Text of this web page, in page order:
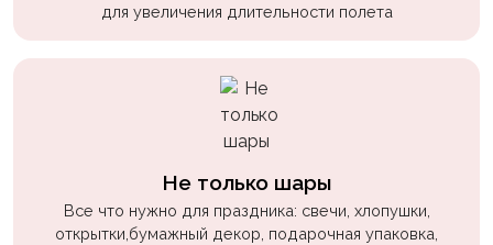
для увеличения длительности полета
Не только шары
Все что нужно для праздника: свечи, хлопушки,
открытки,бумажный декор, подарочная упаковка,
Пиратская
Мальчикам